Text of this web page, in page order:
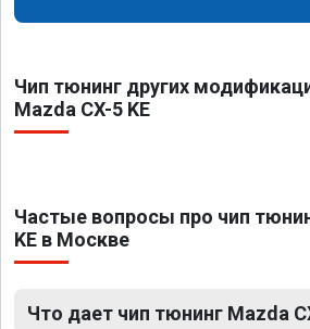
Чип тюнинг других
Mazda CX-5 KE
Частые вопросы про чип
KE в Москве
Что дает чип тюнинг Mazda